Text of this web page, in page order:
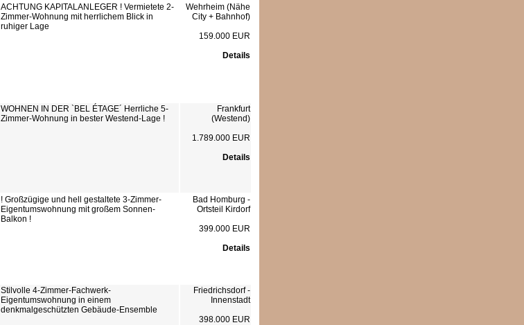
ACHTUNG KAPITALANLEGER ! Vermietete 2-
Zimmer-Wohnung mit herrlichem Blick in
ruhiger Lage
Wehrheim (Nähe
City + Bahnhof)
159.000 EUR
Details
WOHNEN IN DER `BEL ÉTAGE´ Herrliche 5-
Zimmer-Wohnung in bester Westend-Lage !
Frankfurt
(Westend)
1.789.000 EUR
Details
! Großzügige und hell gestaltete 3-Zimmer-
Eigentumswohnung mit großem Sonnen-
Balkon !
Bad Homburg -
Ortsteil Kirdorf
399.000 EUR
Details
Stilvolle 4-Zimmer-Fachwerk-
Eigentumswohnung in einem
denkmalgeschützten Gebäude-Ensemble
Friedrichsdorf -
Innenstadt
398.000 EUR